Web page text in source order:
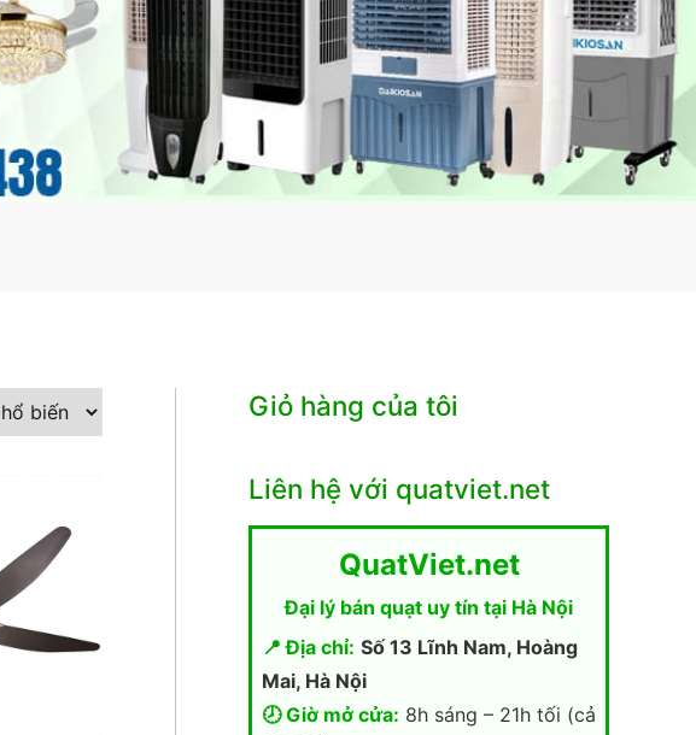
Giỏ hàng của tôi
Liên hệ với quatviet.net
QuatViet.net
Đại lý bán quạt uy tín tại Hà Nội
📍 Địa chỉ: Số 13 Lĩnh Nam, Hoàng
Mai, Hà Nội
🕗 Giờ mở cửa: 8h sáng – 21h tối (cả